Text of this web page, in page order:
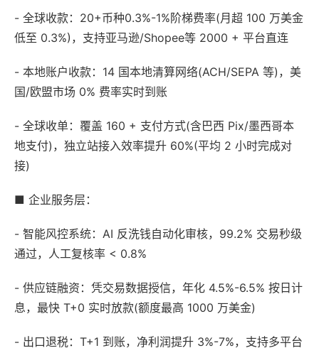
- 全球收款：20+币种0.3%-1%阶梯费率(月超 100 万美金
低至 0.3%)，支持亚马逊/Shopee等 2000 + 平台直连
- 本地账户收款：14 国本地清算网络(ACH/SEPA 等)，美
国/欧盟市场 0% 费率实时到账
- 全球收单：覆盖 160 + 支付方式(含巴西 Pix/墨西哥本
地支付)，独立站接入效率提升 60%(平均 2 小时完成对
接)
■ 企业服务层：
- 智能风控系统：AI 反洗钱自动化审核，99.2% 交易秒级
通过，人工复核率 < 0.8%
- 供应链融资：凭交易数据授信，年化 4.5%-6.5% 按日计
息，最快 T+0 实时放款(额度最高 1000 万美金)
- 出口退税：T+1 到账，净利润提升 3%-7%，支持多平台